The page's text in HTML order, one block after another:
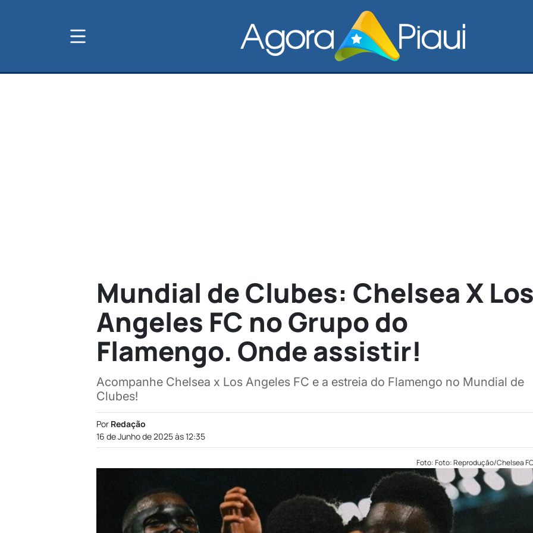
Mundial de Clubes: Chelsea X
Angeles FC no Grupo do
Flamengo. Onde assistir!
Acompanhe Chelsea x Los Angeles FC e a estreia do Flamengo no Mundial de
Clubes!
Por Redação
16 de Junho de 2025 às 12:35
Foto: Foto: Reprodução/Chelsea